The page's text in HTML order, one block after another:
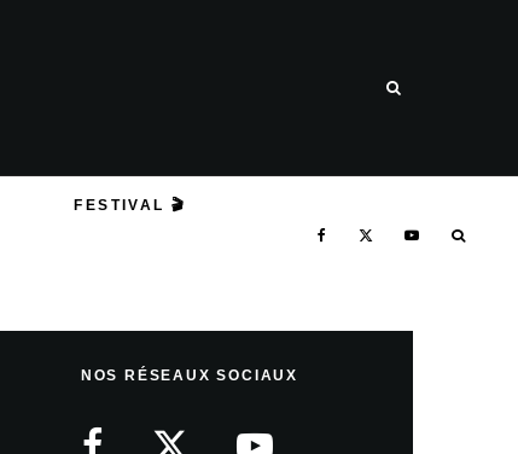
FESTIVAL 🎬
NOS RÉSEAUX SOCIAUX